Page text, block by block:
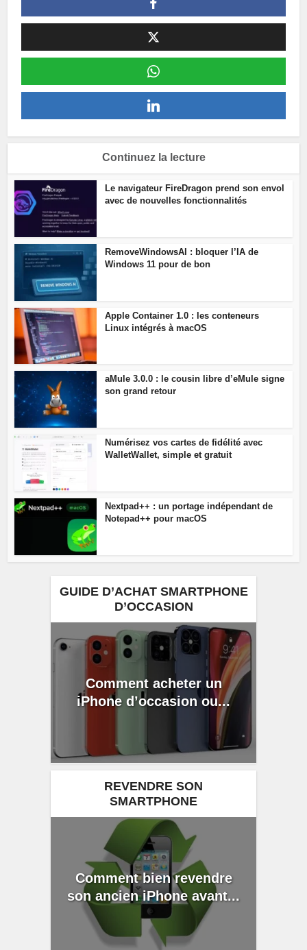
Continuez la lecture
Le navigateur FireDragon prend son envol
avec de nouvelles fonctionnalités
RemoveWindowsAI : bloquer l’IA de
Windows 11 pour de bon
Apple Container 1.0 : les conteneurs
Linux intégrés à macOS
aMule 3.0.0 : le cousin libre d’eMule signe
son grand retour
Numérisez vos cartes de fidélité avec
WalletWallet, simple et gratuit
Nextpad++ : un portage indépendant de
Notepad++ pour macOS
GUIDE D’ACHAT SMARTPHONE
D’OCCASION
Comment acheter un
iPhone d’occasion ou...
REVENDRE SON
SMARTPHONE
Comment bien revendre
son ancien iPhone avant...